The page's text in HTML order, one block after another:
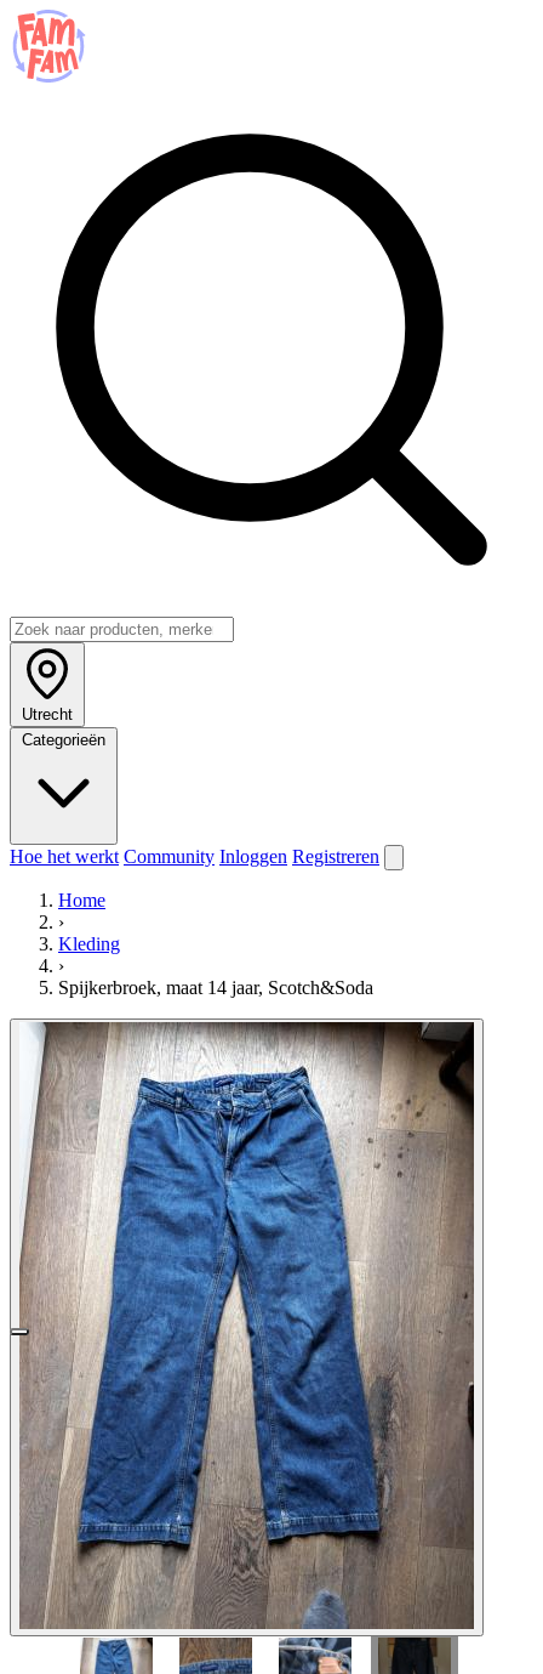
Utrecht
Categorieën
Hoe het werkt Community Inloggen Registreren
Home
›
Kleding
›
Spijkerbroek, maat 14 jaar, Scotch&Soda
1 / 5